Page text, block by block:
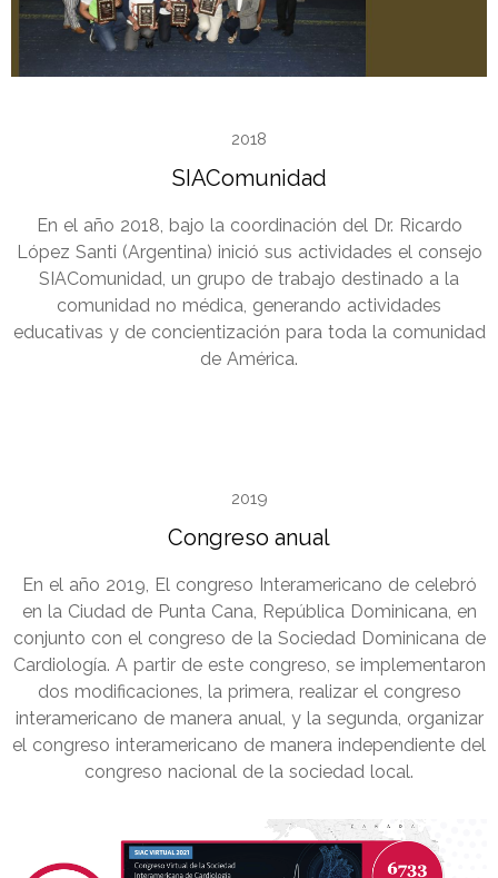
2018
SIAComunidad
En el año 2018, bajo la coordinación del Dr. Ricardo
López Santi (Argentina) inició sus actividades el consejo
SIAComunidad, un grupo de trabajo destinado a la
comunidad no médica, generando actividades
educativas y de concientización para toda la comunidad
de América.
2019
Congreso anual
En el año 2019, El congreso Interamericano de celebró
en la Ciudad de Punta Cana, República Dominicana, en
conjunto con el congreso de la Sociedad Dominicana de
Cardiología. A partir de este congreso, se implementaron
dos modificaciones, la primera, realizar el congreso
interamericano de manera anual, y la segunda, organizar
el congreso interamericano de manera independiente del
congreso nacional de la sociedad local.